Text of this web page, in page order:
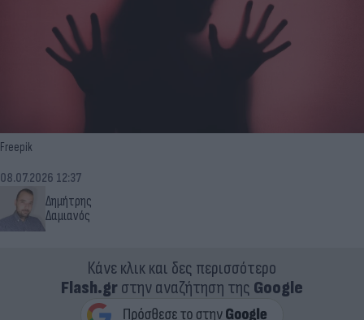
Freepik
Δημήτρης
Δαμιανός
08.07.2026 12:37
Κάνε κλικ και δες περισσότερο
Flash.grστην αναζήτηση της Google